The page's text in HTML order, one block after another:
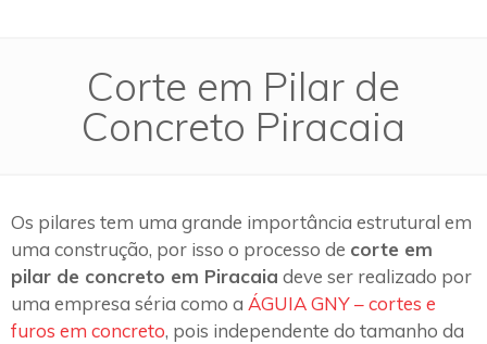
Corte em Pilar de
Concreto Piracaia
Os pilares tem uma grande importância estrutural em
uma construção, por isso o processo de corte em
pilar de concreto em Piracaia deve ser realizado por
uma empresa séria como a ÁGUIA GNY – cortes e
furos em concreto, pois independente do tamanho da